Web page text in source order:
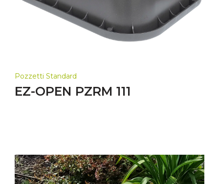
Pozzetti Standard
EZ-OPEN PZRM 111